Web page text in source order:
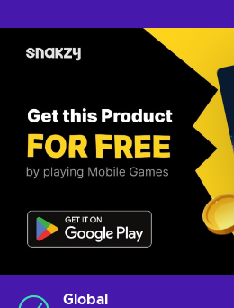
Global